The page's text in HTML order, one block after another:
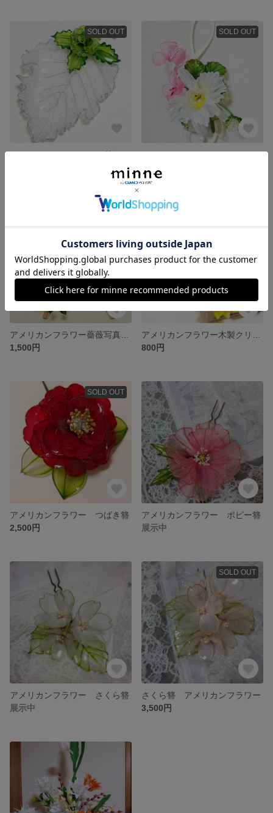
SOLD OUT
アメリカンフラワーバラ付きリーフトレイ
SOLD OUT
アメリカンフラワーカトレア壁掛け
SOLD OUT
1,500円
800円
SOLD OUT
アメリカンフラワー つばき簪
2,500円
アメリカンフラワー ポピー簪
展示中
アメリカンフラワー さくら簪
展示中
SOLD OUT
さくら簪 アメリカンフラワー
3,500円